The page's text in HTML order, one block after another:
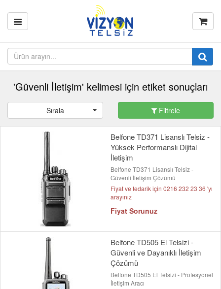
'Güvenli İletişim' kelimesi için etiket sonuçları
Sırala Filtrele
Belfone TD371 Lisanslı Telsiz -
Yüksek Performanslı Dijital
İletişim
Belfone TD371 Lisanslı Telsiz -
Güvenli İletişim Çözümü
Fiyat ve tedarik için 0216 232 23 36 'yı
arayınız
Fiyat Sorunuz
Belfone TD505 El Telsizi -
Güvenli ve Dayanıklı İletişim
Çözümü
Belfone TD505 El Telsizi - Profesyonel
İletişim Aracı